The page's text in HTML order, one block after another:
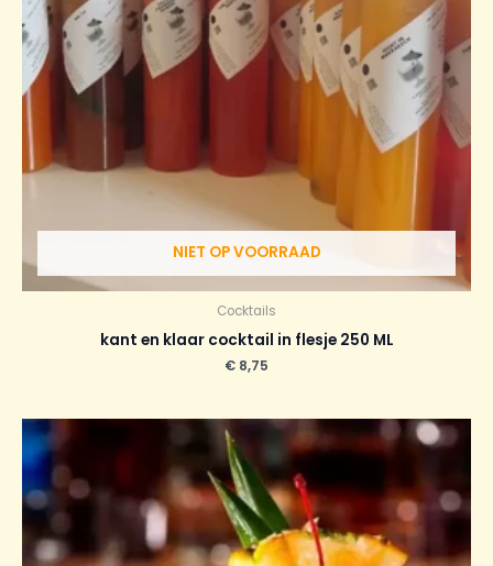
NIET OP VOORRAAD
Cocktails
kant en klaar cocktail in flesje 250 ML
€ 8,75